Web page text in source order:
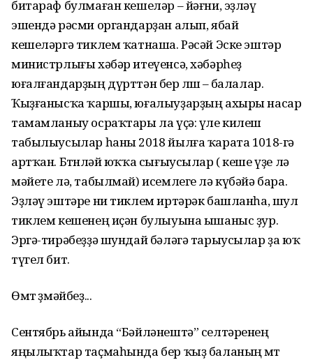
битараф булмаған кешеләр – йәғни, эҙләү
эшендә рәсми органдарҙан алып, ябай
кешеләргә тиклем ҡатнаша. Рәсәй Эске эштәр
министрлығы хәбәр итеүенсә, хәбәрһеҙ
юғалғандарҙың дүрттән бер өлөшө – балалар.
Ҡыҙғанысҡа ҡаршы, юғалыуҙарҙың ахыры насар
тамамланыу осраҡтары ла үҫә: үле килеш
табылыусылар һаны 2018 йылға ҡарата 1018-гә
артҡан. Бөтөнләй юҡҡа сығыусылар ( кеше үҙе лә
мәйете лә, табылмай) исемлеге лә күбәйә бара.
Эҙләү эштәре ни тиклем иртәрәк башланһа, шул
тиклем кешенең иҫән булыуына ышаныс ҙур.
Эргә-тирәбеҙҙә шундай бәләгә тарыусылар ҙа юҡ
түгел бит.
Өмөт өҙмәйбеҙ...
Сентябрь айында “Бәйләнештә” селтәренең
яңылыҡтар таҫмаһында бер ҡыҙ баланың өмөт